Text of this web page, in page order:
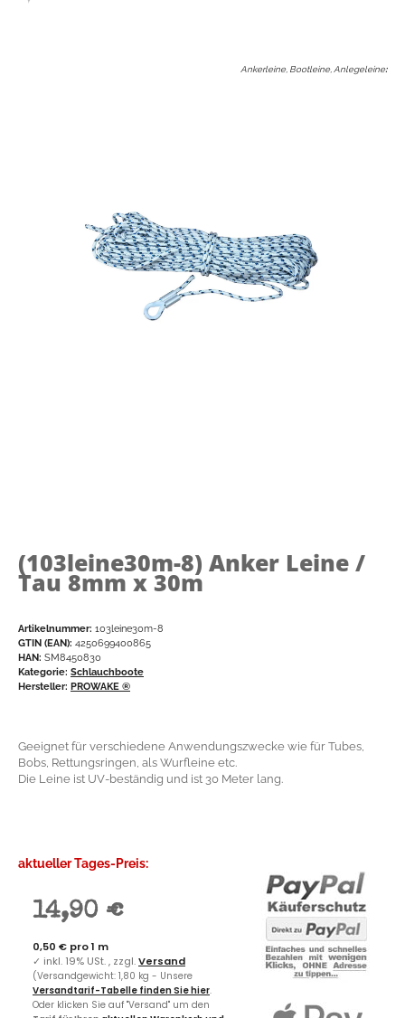
Ankerleine, Bootleine, Anlegeleine:
(103leine30m-8) Anker Leine /
Tau 8mm x 30m
Artikelnummer: 103leine30m-8
GTIN (EAN): 4250699400865
HAN: SM8450830
Kategorie: Schlauchboote
Hersteller: PROWAKE ®
Geeignet für verschiedene Anwendungszwecke wie für Tubes,
Bobs, Rettungsringen, als Wurfleine etc.
Die Leine ist UV-beständig und ist 30 Meter lang.
aktueller Tages-Preis:
14,90 €
0,50 € pro 1 m
✓ inkl. 19% USt. , zzgl.Versand
(Versandgewicht: 1,80 kg - Unsere
Versandtarif-Tabelle finden Sie hier.
Oder klicken Sie auf "Versand" um den